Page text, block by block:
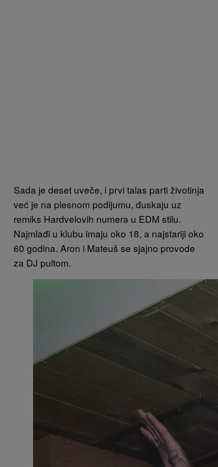
Sada je deset uveče, i prvi talas parti životinja
već je na plesnom podijumu, đuskaju uz
remiks Hardvelovih numera u EDM stilu.
Najmlađi u klubu imaju oko 18, a najstariji oko
60 godina. Aron i Mateuš se sjajno provode
za DJ pultom.